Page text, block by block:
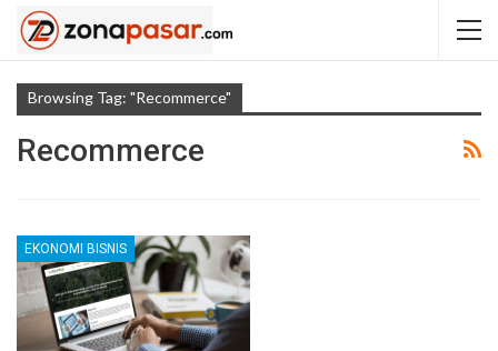
Browsing Tag: "Recommerce"
Recommerce
EKONOMI BISNIS